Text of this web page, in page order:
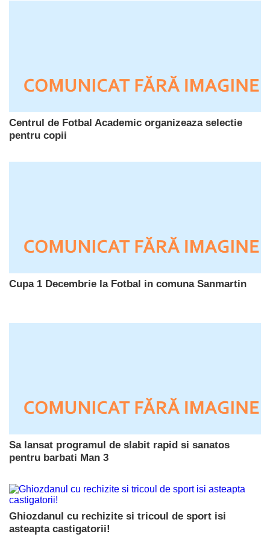
Centrul de Fotbal Academic organizeaza selectie
pentru copii
Cupa 1 Decembrie la Fotbal in comuna Sanmartin
Sa lansat programul de slabit rapid si sanatos
pentru barbati Man 3
Ghiozdanul cu rechizite si tricoul de sport isi
asteapta castigatorii!